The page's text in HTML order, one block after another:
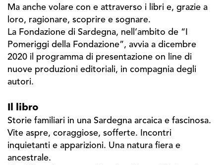
Ma anche volare con e attraverso i libri e, grazie a
loro, ragionare, scoprire e sognare.
La Fondazione di Sardegna, nell’ambito de “I
Pomeriggi della Fondazione”, avvia a dicembre
2020 il programma di presentazione on line di
nuove produzioni editoriali, in compagnia degli
autori.
Il libro
Storie familiari in una Sardegna arcaica e fascinosa.
Vite aspre, coraggiose, sofferte. Incontri
inquietanti e apparizioni. Una natura fiera e
ancestrale.